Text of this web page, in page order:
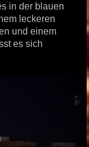
in der blauen
leckeren
und einem
es sich